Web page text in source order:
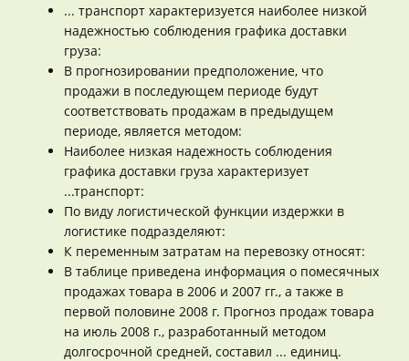
... транспорт характеризуется наиболее низкой
надежностью соблюдения графика доставки
груза:
В прогнозировании предположение, что
продажи в последующем периоде будут
соответствовать продажам в предыдущем
периоде, является методом:
Наиболее низкая надежность соблюдения
графика доставки груза характеризует
...транспорт:
По виду логистической функции издержки в
логистике подразделяют:
К переменным затратам на перевозку относят:
В таблице приведена информация о помесячных
продажах товара в 2006 и 2007 гг., а также в
первой половине 2008 г. Прогноз продаж товара
на июль 2008 г., разработанный методом
долгосрочной средней, составил ... единиц.